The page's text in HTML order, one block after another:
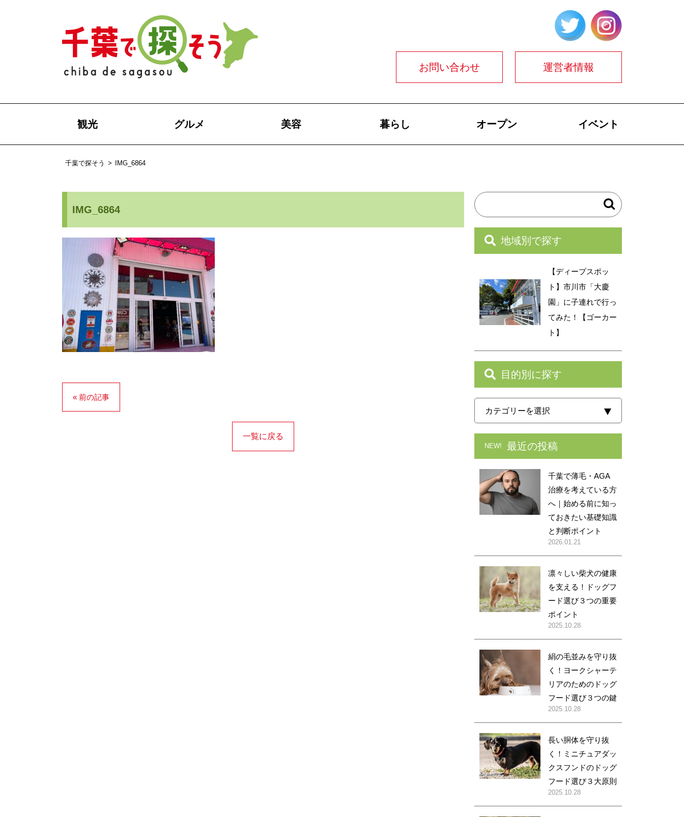
お問い合わせ 運営者情報
観光 グルメ 美容 暮らし オープン イベント
千葉で探そう > IMG_6864
IMG_6864
« 前の記事
一覧に戻る
地域別で探す
【ディープスポッ
ト】市川市「大慶
園」に子連れで行っ
てみた！【ゴーカー
ト】
目的別に探す
NEW! 最近の投稿
千葉で薄毛・AGA
治療を考えている方
へ｜始める前に知っ
ておきたい基礎知識
と判断ポイント
2026.01.21
凛々しい柴犬の健康
を支える！ドッグフ
ード選び３つの重要
ポイント
2025.10.28
絹の毛並みを守り抜
く！ヨークシャーテ
リアのためのドッグ
フード選び３つの鍵
2025.10.28
長い胴体を守り抜
く！ミニチュアダッ
クスフンドのドッグ
フード選び３大原則
2025.10.28